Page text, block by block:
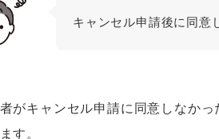
キャンセル申請後に同意
がキャンセル申請に同意しなか
す。